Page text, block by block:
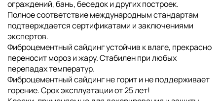
ограждений, бань, беседок и других построек.
Полное соответствие международным стандартам
подтверждается сертификатами и заключениями
экспертов.
Фиброцементный сайдинг устойчив к влаге, прекрасно
переносит мороз и жару. Стабилен при любых
перепадах температур.
Фиброцементный сайдинг не горит и не поддерживает
горение. Срок эксплуатации от 25 лет!